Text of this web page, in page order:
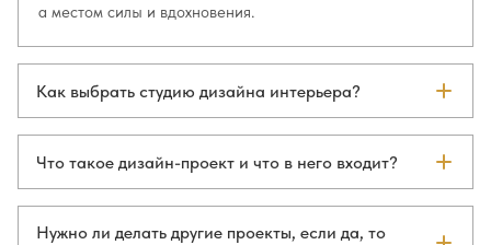
а местом силы и вдохновения.
Как выбрать студию дизайна интерьера?
Выберите того, кто говорит с вами на языке ваших
ценностей, а на языке чертежей — со строителями.
Что такое дизайн-проект и что в него входит?
Дизайн-проект — это полный комплект документов и
визуализаций, который превращает ваши пожелания в
Нужно ли делать другие проекты, если да, то